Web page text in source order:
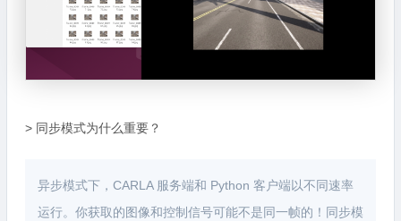
️> 同步模式为什么重要？
异步模式下，CARLA 服务端和 Python 客户端以不同速率
运行。你获取的图像和控制信号可能不是同一帧的！同步模